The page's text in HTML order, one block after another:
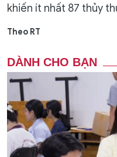
khiến ít nhất 87 thủy
Theo RT